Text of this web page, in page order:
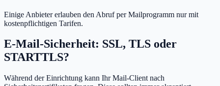
Einige Anbieter erlauben den Abruf per Mailprogramm nur mit
kostenpflichtigen Tarifen.
E-Mail-Sicherheit: SSL, TLS oder
STARTTLS?
Während der Einrichtung kann Ihr Mail-Client nach